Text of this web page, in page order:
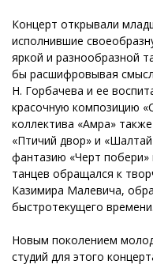
Концерт открывали
исполнившие
яркой и разнообразной
бы расшифровывая
Н. Горбачева и ее
красочную композицию
коллектива «Амра»
«Птичий двор» и
фантазию «Черт побери»
танцев обращался к
Казимира Малевича,
быстротекущего
Новым поколением
студий для этого